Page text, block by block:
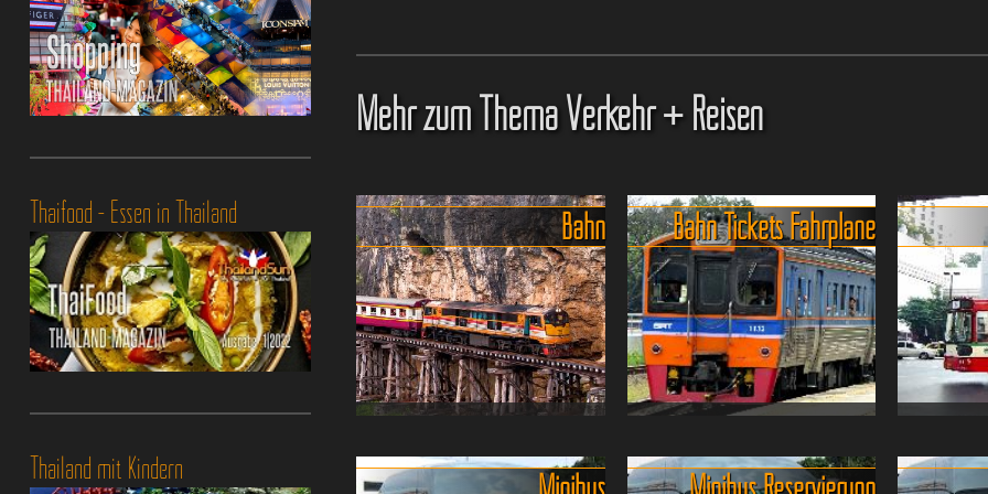
Mehr zum Thema Verkehr + Reisen
langsam aber manchmal
Bahn
Fahrpläne und Fahrtzeiten.
Bahn Tickets Fahrpläne
Thaifood - Essen in Thailand
Thailand mit Kindern